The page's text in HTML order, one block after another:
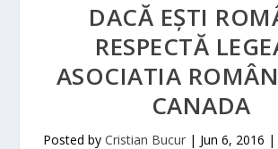
DACĂ EȘTI
RESPECTĂ
ASOCIATIA
CANADA
Posted by Cristian Bucur | Jun 6, 2016 |